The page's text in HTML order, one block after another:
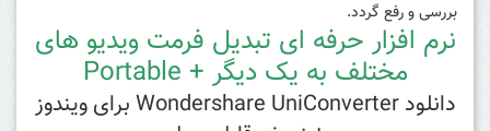
بررسی و رفع گردد.
نرم افزار حرفه ای تبدیل فرمت ویدیو های
مختلف به یک دیگر + Portable
دانلود Wondershare UniConverter برای ویندوز